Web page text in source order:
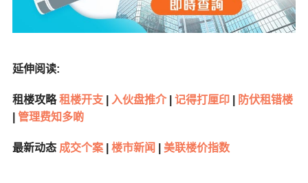
延伸阅读:
租楼攻略租楼开支 入伙盘推介 记得打厘印
防伏租错楼
管理费知多啲
最新动态 成交个案 楼市新闻 美联楼价指数